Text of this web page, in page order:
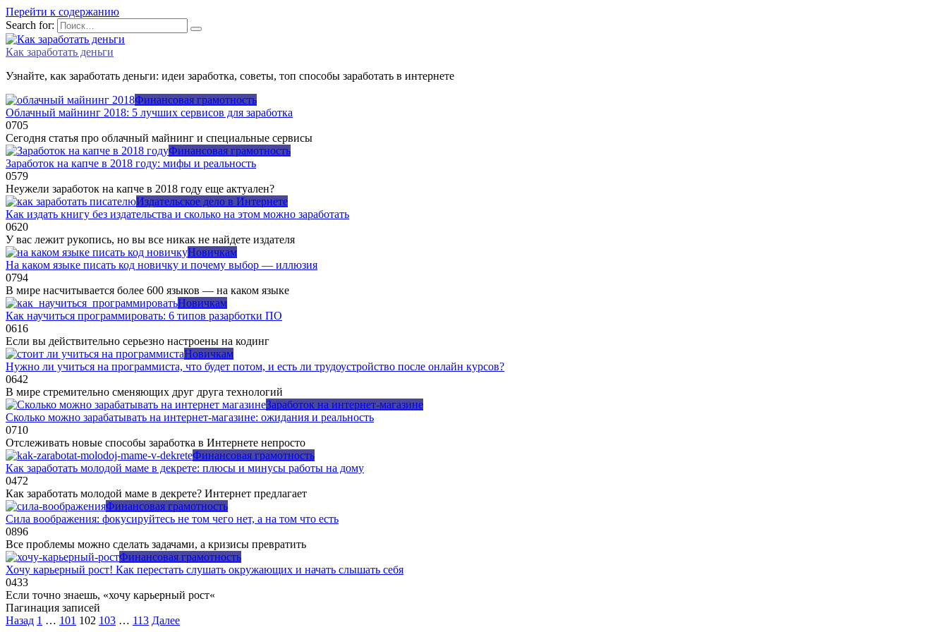
Перейти к содержанию
Search for:
Как заработать деньги
Узнайте, как заработать деньги: идеи заработка, советы, топ способы заработать в интернете
Финансовая грамотность
Облачный майнинг 2018: 5 лучших сервисов для заработка
0705
Сегодня статья про облачный майнинг и специальные сервисы
Финансовая грамотность
Заработок на капче в 2018 году: мифы и реальность
0579
Неужели заработок на капче в 2018 году еще актуален?
Издательское дело в Интернете
Как издать книгу без издательства и сколько на этом можно заработать
0620
У вас лежит рукопись, но вы все никак не найдете издателя
Новичкам
На каком языке писать код новичку и почему выбор — иллюзия
0794
В мире насчитывается более 600 языков — на каком языке
Новичкам
Как научиться программировать: 6 типов разарботки ПО
0616
Если вы действительно серьезно настроены на кодинг
Новичкам
Нужно ли учиться на программиста, что будет потом, и есть ли трудоустройство после онлайн курсов?
0642
В мире стремительно сменяющих друг друга технологий
Заработок на интернет-магазине
Сколько можно зарабатывать на интернет-магазине: ожидания и реальность
0710
Отслеживать новые способы заработка в Интернете непросто
Финансовая грамотность
Как заработать молодой маме в декрете: плюсы и минусы работы на дому
0472
Как заработать молодой маме в декрете? Интернет предлагает
Финансовая грамотность
Сила воображения: фокусируйтесь не том чего нет, а на том что есть
0896
Все проблемы можно сделать задачами, а кризисы превратить
Финансовая грамотность
Хочу карьерный рост! Как перестать слушать окружающих и начать слышать себя
0433
Если точно знаешь, «хочу карьерный рост«
Пагинация записей
Назад 1 … 101 102 103 … 113 Далее